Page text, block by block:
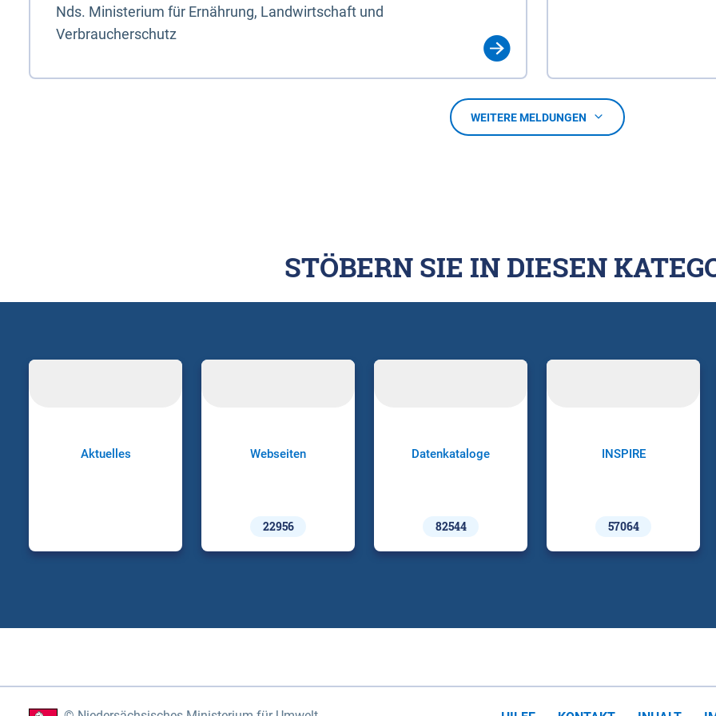
Nds. Ministerium für Ernährung, Landwirtschaft und
Verbraucherschutz
WEITERE MELDUNGEN
STÖBERN SIE IN DIESEN
Aktuelles Webseiten
22956
Datenkataloge
82544
INSPIRE
57064